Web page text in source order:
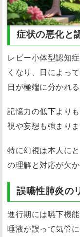
症状の悪化と
レビー小体型認知
くなり、日によっ
日が極端に分かれ
記憶力の低下より
視や妄想も強まりま
特に幻視は本人に
の理解と対応が欠か
誤嚥性肺炎の
進行期には嚥下機
唾液が誤って気管